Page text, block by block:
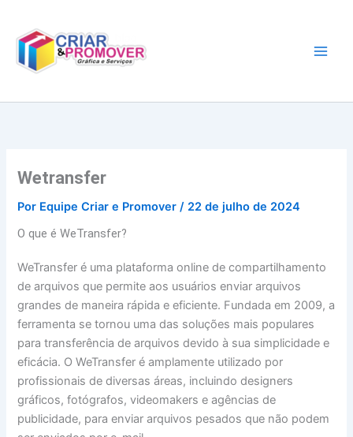
conteúdo
Wetransfer
Por Equipe Criar e Promover/ 22 de julho de 2024
O que é WeTransfer?
WeTransfer é uma plataforma online de compartilhamento
de arquivos que permite aos usuários enviar arquivos
grandes de maneira rápida e eficiente. Fundada em 2009, a
ferramenta se tornou uma das soluções mais populares
para transferência de arquivos devido à sua simplicidade e
eficácia. O WeTransfer é amplamente utilizado por
profissionais de diversas áreas, incluindo designers
gráficos, fotógrafos, videomakers e agências de
publicidade, para enviar arquivos pesados que não podem